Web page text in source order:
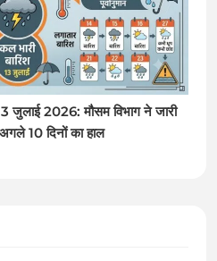
जुलाई 2026: मौसम विभाग ने जारी
10 दिनों का हाल